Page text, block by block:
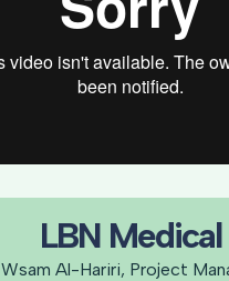
LBN Medical
Wsam Al-Hariri, Project